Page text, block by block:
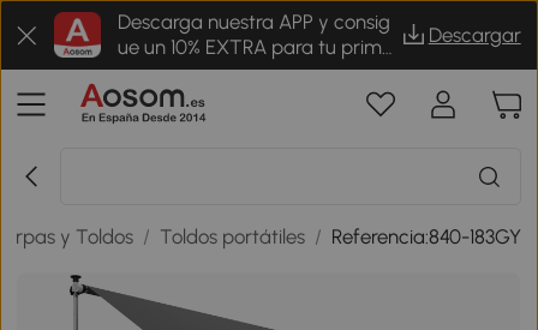
Descarga nuestra APP y consig
ue un 10% EXTRA para tu prime
r pedido
Descargar
y Toldos / Toldos portátiles / Referencia:840-183GY